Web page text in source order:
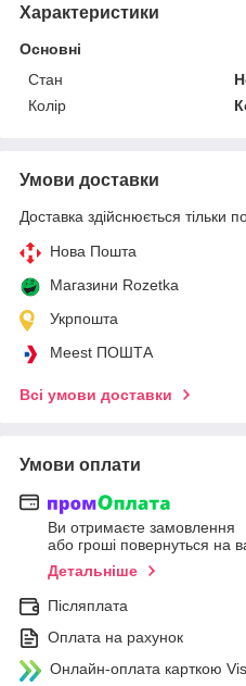
Характеристики
Основні
Стан
Колір
Умови доставки
Доставка здійснюється тільки
Нова Пошта
Магазини Rozetka
Укрпошта
Meest ПОШТА
Всі умови доставки
Умови оплати
Ви отримаєте замовлення
або гроші повернуться на
Детальніше
Післяплата
Оплата на рахунок
Онлайн-оплата карткою